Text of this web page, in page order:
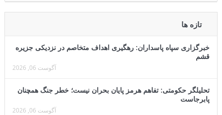
تازه ها
خبرگزاری سپاه پاسداران: رهگیری اهداف متخاصم در نزدیکی جزیره
قشم
آگوست 06, 2026
تحلیلگر حکومتی: تفاهم هرمز پایان بحران نیست؛ خطر جنگ همچنان
پابرجاست
آگوست 06, 2026